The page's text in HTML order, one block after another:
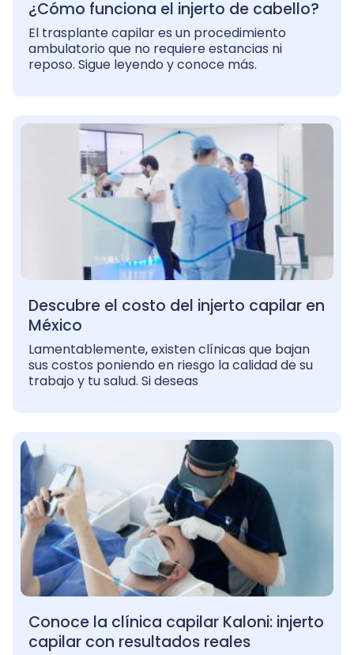
¿Cómo funciona el injerto de cabello?
El trasplante capilar es un procedimiento
ambulatorio que no requiere estancias ni
reposo. Sigue leyendo y conoce más.
Descubre el costo del injerto capilar en
México
Lamentablemente, existen clínicas que bajan
sus costos poniendo en riesgo la calidad de su
trabajo y tu salud. Si deseas
Conoce la clínica capilar Kaloni: injerto
capilar con resultados reales